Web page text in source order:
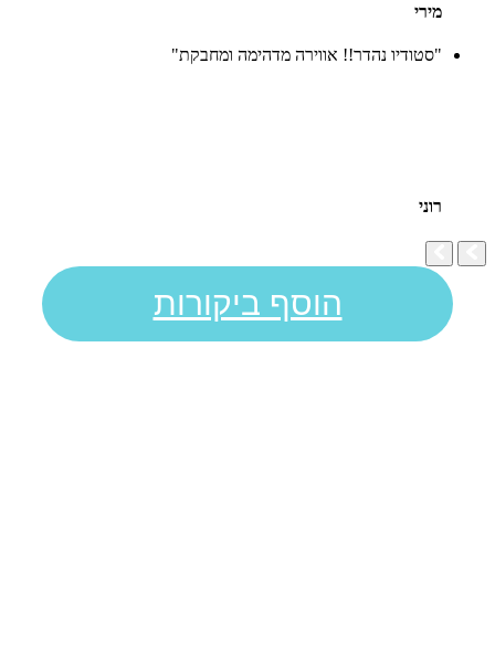
מירי
"סטודיו נהדר!! אווירה מדהימה ומחבקת"
רוני
הוסף ביקורות